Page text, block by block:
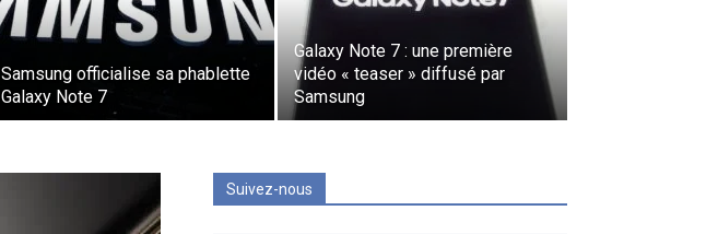
Samsung officialise sa phablette
Galaxy Note 7
Galaxy Note 7 : une première
vidéo « teaser » diffusé par
Samsung
Suivez-nous